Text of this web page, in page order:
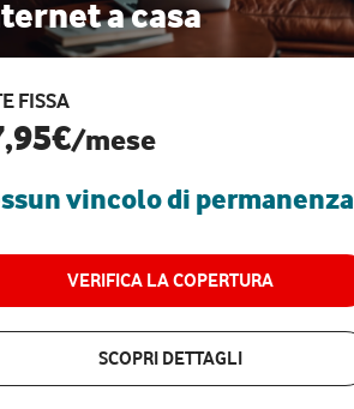
a casa
FISSA
/mese
vincolo di permanenza
VERIFICA LA COPERTURA
SCOPRI DETTAGLI